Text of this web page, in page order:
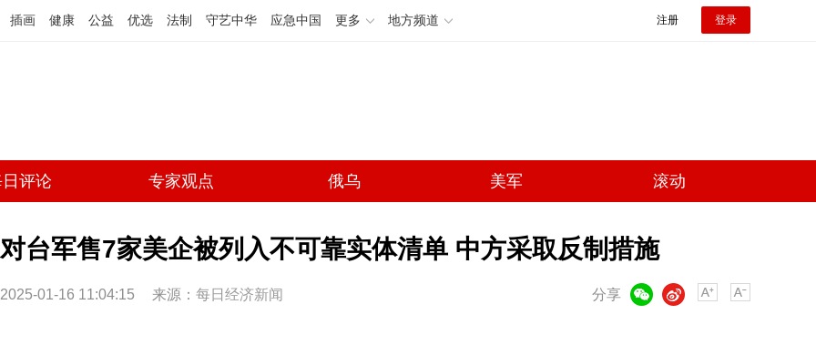
插画 健康 公益 优选 法制 守艺中华 应急中国 更多 地方频道 注册 登录
评论 专家观点 俄乌 美军 滚动
对台军售7家美企被列入不可靠实体清单 中方采取反制措施
2025-01-16 11:04:15 来源： 每日经济新闻 分享
微博